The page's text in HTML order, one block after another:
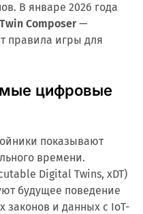
В январе 2026 года
Composer—
правила игры для
цифровые
показывают
времени.
Digital Twins, xDT)
будущее поведение
законов и данных с IoT-